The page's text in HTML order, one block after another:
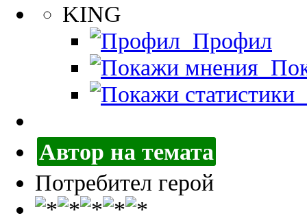
KING
Профил
Автор на темата
Потребител герой